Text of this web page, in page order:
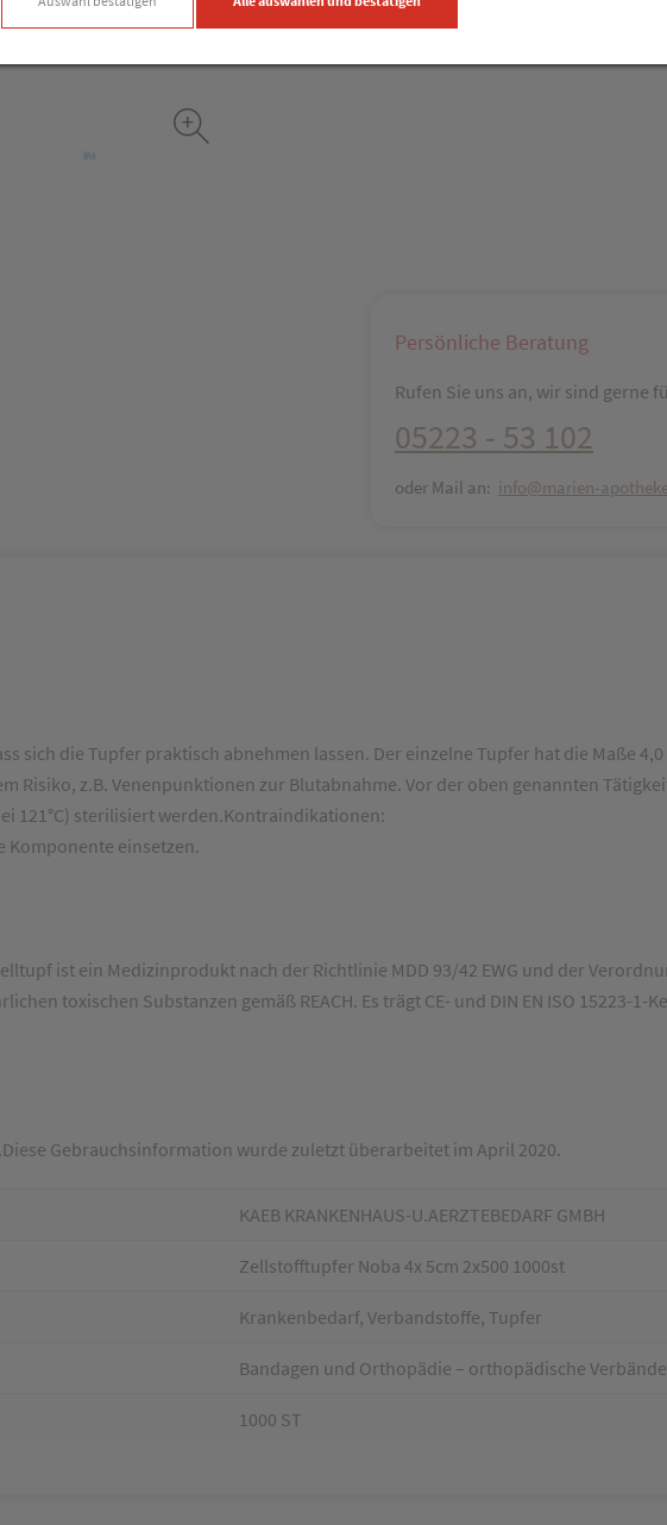
Persönliche Beratung
Rufen Sie uns an, wir sind gerne
05223 - 53 102
oder Mail an: info@marien-
die Tupfer praktisch abnehmen lassen. Der einzelne Tupfer hat die Maße 4,0
Risiko, z.B. Venenpunktionen zur Blutabnahme. Vor der oben genannten
121°C) sterilisiert werden.Kontraindikationen:
Komponente einsetzen.
ist ein Medizinprodukt nach der Richtlinie MDD 93/42 EWG und der
toxischen Substanzen gemäß REACH. Es trägt CE- und DIN EN ISO 15223-1-
Gebrauchsinformation wurde zuletzt überarbeitet im April 2020.
KAEB KRANKENHAUS-U.AERZTEBEDARF GMBH
Zellstofftupfer Noba 4x 5cm 2x500 1000st
Krankenbedarf, Verbandstoffe, Tupfer
Bandagen und Orthopädie – orthopädische Verbände
1000 ST